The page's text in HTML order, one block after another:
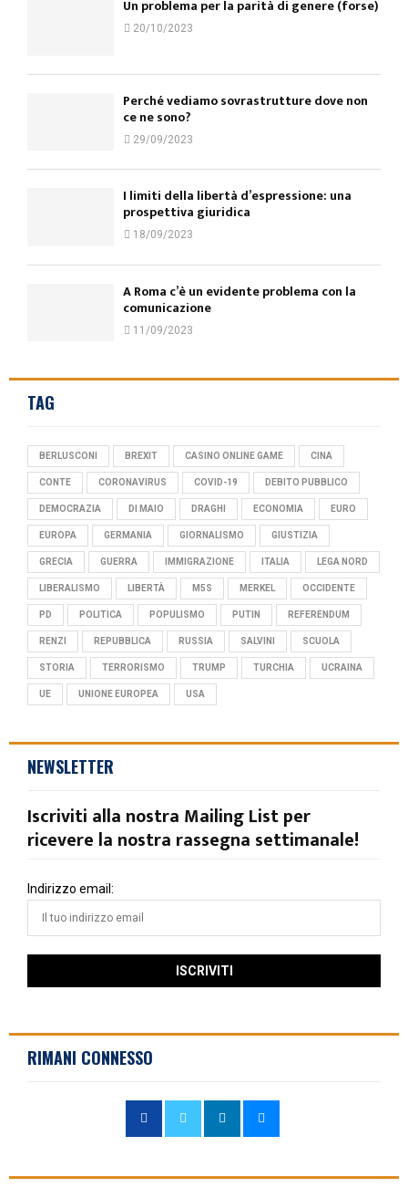
Un problema per la parità di genere (forse)
20/10/2023
Perché vediamo sovrastrutture dove non
ce ne sono?
29/09/2023
I limiti della libertà d’espressione: una
prospettiva giuridica
18/09/2023
A Roma c’è un evidente problema con la
comunicazione
11/09/2023
TAG
BERLUSCONI BREXIT CASINO ONLINE GAME CINA
CONTE CORONAVIRUS COVID-19 DEBITO PUBBLICO
DEMOCRAZIA DI MAIO DRAGHI ECONOMIA EURO
EUROPA GERMANIA GIORNALISMO GIUSTIZIA
GRECIA GUERRA IMMIGRAZIONE ITALIA LEGA NORD
LIBERALISMO LIBERTÀ M5S MERKEL OCCIDENTE
PD POLITICA POPULISMO PUTIN REFERENDUM
RENZI REPUBBLICA RUSSIA SALVINI SCUOLA
STORIA TERRORISMO TRUMP TURCHIA UCRAINA
UE UNIONE EUROPEA USA
NEWSLETTER
Iscriviti alla nostra Mailing List per
ricevere la nostra rassegna settimanale!
Indirizzo email:
RIMANI CONNESSO